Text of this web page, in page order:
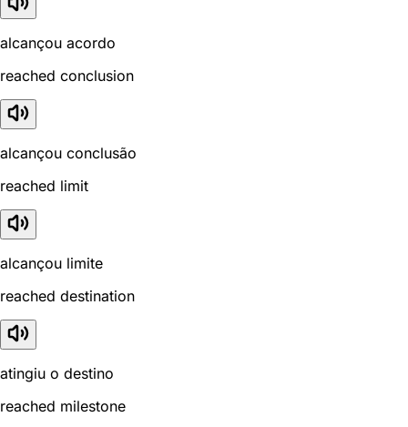
alcançou acordo
reached conclusion
alcançou conclusão
reached limit
alcançou limite
reached destination
atingiu o destino
reached milestone